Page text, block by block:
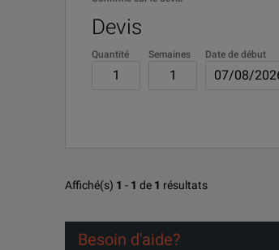
Devis
Quantité Semaines Date de début
Affiché(s) 1 - 1 de 1 résultats
Besoin d'aide?